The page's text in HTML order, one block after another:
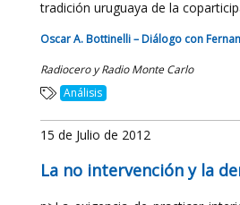
tradición uruguaya de la
Oscar A. Bottinelli – Diálogo con
Radiocero y Radio Monte Carlo
Análisis
15 de Julio de 2012
La no intervención y la